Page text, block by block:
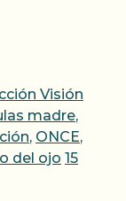
Visión
madre,
, ONCE,
del ojo 15